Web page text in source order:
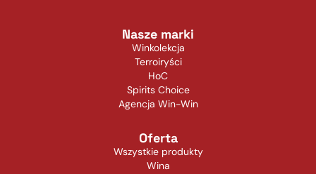
Nasze marki
Winkolekcja
Terroiryści
HoC
Spirits Choice
Agencja Win-Win
Oferta
Wszystkie produkty
Wina